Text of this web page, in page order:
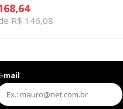
R$ 146,08
mail